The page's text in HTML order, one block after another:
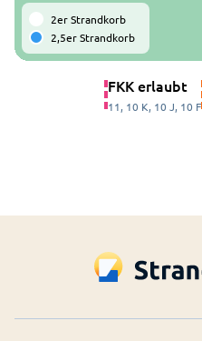
2er Strandkorb
2,5er Strandkorb
FKK erlaubt
11, 10 K, 10 J, 10 F